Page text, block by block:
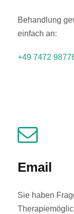
Behandlung
einfach an:
+49 7472
Email
Sie haben